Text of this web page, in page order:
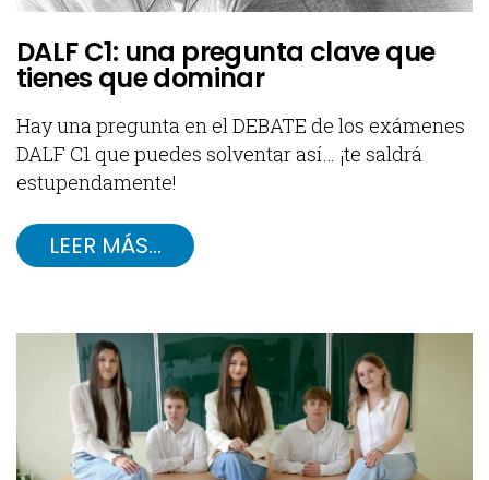
DALF C1: una pregunta clave que
tienes que dominar
Hay una pregunta en el DEBATE de los exámenes
DALF C1 que puedes solventar así… ¡te saldrá
estupendamente!
LEER MÁS…